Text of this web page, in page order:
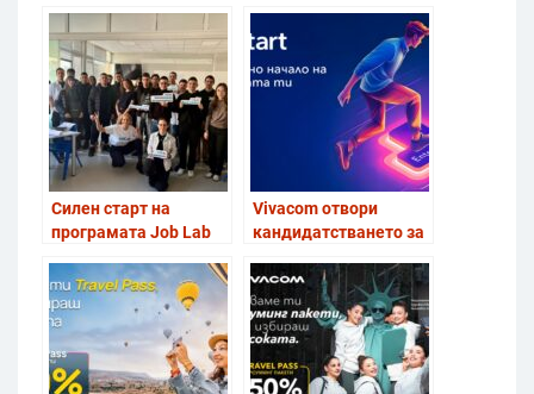
EON FULL от Vivacom
включени роуминг
мегабайти извън ЕС
Силен старт на
програмата Job Lab
към уменията за
бъдещето
Vivacom отвори
кандидатстването за
програма:
възможност за първи
кариерен старт